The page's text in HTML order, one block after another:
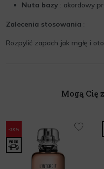
Nuta bazy : akordowy
Zalecenia stosowania :
Rozpylić zapach jak mgłę i
Mogą Cię
-20%